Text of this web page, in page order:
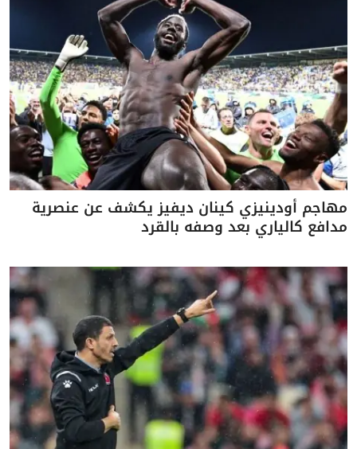
مهاجم أودينيزي كينان ديفيز يكشف عن عنصرية
مدافع كالياري بعد وصفه بالقرد